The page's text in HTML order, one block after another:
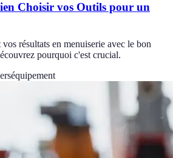
Choisir vos Outils pour un
résultats en menuiserie avec le bon
pourquoi c'est crucial.
équipement